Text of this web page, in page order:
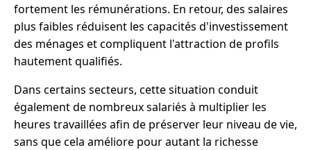
fortement les rémunérations. En retour, des salaires
plus faibles réduisent les capacités d'investissement
des ménages et compliquent l'attraction de profils
hautement qualifiés.
Dans certains secteurs, cette situation conduit
également de nombreux salariés à multiplier les
heures travaillées afin de préserver leur niveau de vie,
sans que cela améliore pour autant la richesse